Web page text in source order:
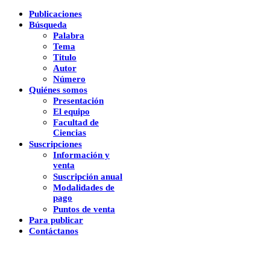
Publicaciones
Búsqueda
Palabra
Tema
Titulo
Autor
Número
Quiénes somos
Presentación
El equipo
Facultad de
Ciencias
Suscripciones
Información y
venta
Suscripción anual
Modalidades de
pago
Puntos de venta
Para publicar
Contáctanos